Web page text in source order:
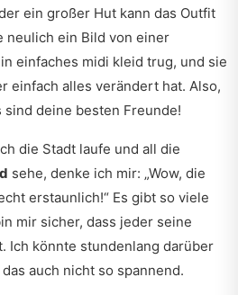
ein großer Hut kann das Outfit
neulich ein Bild von einer
einfaches midi kleid trug, und sie
einfach alles verändert hat. Also,
deine besten Freunde!
die Stadt laufe und all die
sehe, denke ich mir: „Wow, die
erstaunlich!“ Es gibt so viele
mir sicher, dass jeder seine
Ich könnte stundenlang darüber
auch nicht so spannend.